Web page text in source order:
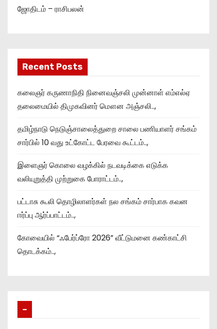
ஜோதிடம் – ராசிபலன்
Recent Posts
கலைஞர் கருணாநிதி நினைவஞ்சலி முன்னாள் எம்எல்ஏ
தலைமையில் திமுகவினர் மௌன அஞ்சலி..,
தமிழ்நாடு நெடுஞ்சாலைத்துறை சாலை பணியாளர் சங்கம்
சார்பில் 10 வது உட்கோட்ட பேரவை கூட்டம்..,
இளைஞர் கொலை வழக்கில் நடவடிக்கை எடுக்க
வலியுறுத்தி முற்றுகை போராட்டம்..,
பட்டாசு கூலி தொழிலாளர்கள் நல சங்கம் சார்பாக கவன
ஈர்ப்பு ஆர்ப்பாட்டம்..,
கோவையில் “ஃபேர்ப்ரோ 2026” வீட்டுமனை கண்காட்சி
தொடக்கம்..,
–